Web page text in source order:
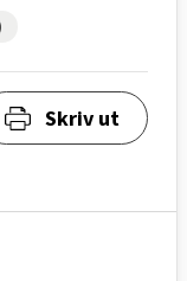
Skriv ut